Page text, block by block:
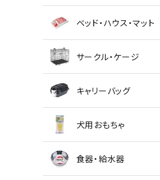
ベッド・ハウス・マット
サークル・ケージ
キャリーバッグ
犬用おもちゃ
食器・給水器